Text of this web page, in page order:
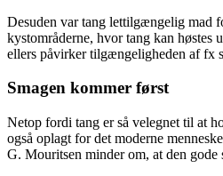
Desuden var tang lettilgængelig mad
kystområderne, hvor tang kan høstes
ellers påvirker tilgængeligheden af fx
Smagen kommer først
Netop fordi tang er så velegnet til at
også oplagt for det moderne
G. Mouritsen minder om, at den gode